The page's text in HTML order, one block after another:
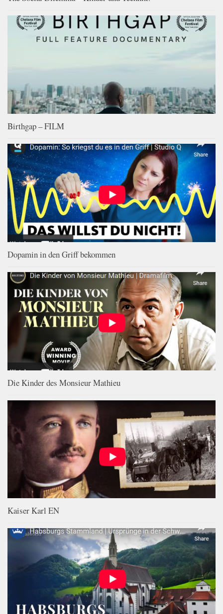
Birthgap – FILM
Dopamin in den Griff bekommen
Die Kinder des Monsieur Mathieu
Kaiser Karl EN